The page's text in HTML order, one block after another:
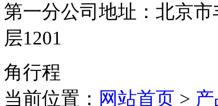
第一分公司地址：北京
层1201
角行程
当前位置： 网站首页 >